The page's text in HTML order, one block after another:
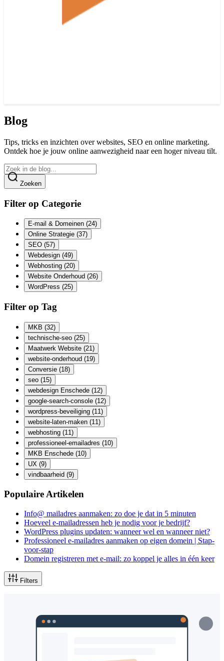
Blog
Tips, tricks en inzichten over websites, SEO en online marketing.
Ontdek hoe je jouw online aanwezigheid naar een hoger niveau tilt.
Zoeken
Filter op Categorie
E-mail & Domeinen (24)
Online Strategie (37)
SEO (57)
Webdesign (49)
Webhosting (20)
Website Onderhoud (26)
WordPress (25)
Filter op Tag
MKB (32)
technische-seo (25)
Maatwerk Website (21)
website-onderhoud (19)
Conversie (18)
seo (15)
webdesign Enschede (12)
google-search-console (12)
wordpress-beveiliging (11)
website-laten-maken (11)
webhosting (11)
professioneel-emailadres (10)
MKB Enschede (10)
UX (9)
vindbaarheid (9)
Populaire Artikelen
Info@ mailadres aanmaken: zo doe je dat in 5 minuten
Hoeveel e-mailadressen heb je nodig voor je bedrijf?
WordPress plugins updaten: wanneer wel en wanneer niet?
Professioneel e-mailadres aanmaken op eigen domein | Stap-
voor-stap
Domein registreren met e-mail: zo koppel je alles in één keer
Filters